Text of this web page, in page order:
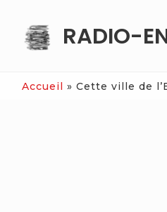
content
RADIO-
Accueil » Cette ville de